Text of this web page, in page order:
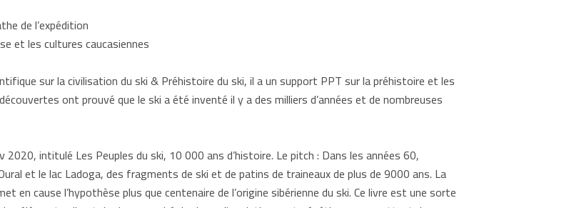
de l’expédition
et les cultures caucasiennes
sur la civilisation du ski & Préhistoire du ski, il a un support PPT sur la préhistoire et les
ont prouvé que le ski a été inventé il y a des milliers d’années et de nombreuses
2020, intitulé Les Peuples du ski, 10 000 ans d’histoire. Le pitch : Dans les années 60,
et le lac Ladoga, des fragments de ski et de patins de traineaux de plus de 9000 ans. La
en cause l’hypothèse plus que centenaire de l’origine sibérienne du ski. Ce livre est une sorte